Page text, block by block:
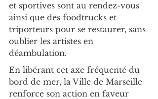
et sportives sont au rendez-vous
ainsi que des foodtrucks et
triporteurs pour se restaurer, sans
oublier les artistes en
déambulation.
En libérant cet axe fréquenté du
bord de mer, la Ville de Marseille
renforce son action en faveur